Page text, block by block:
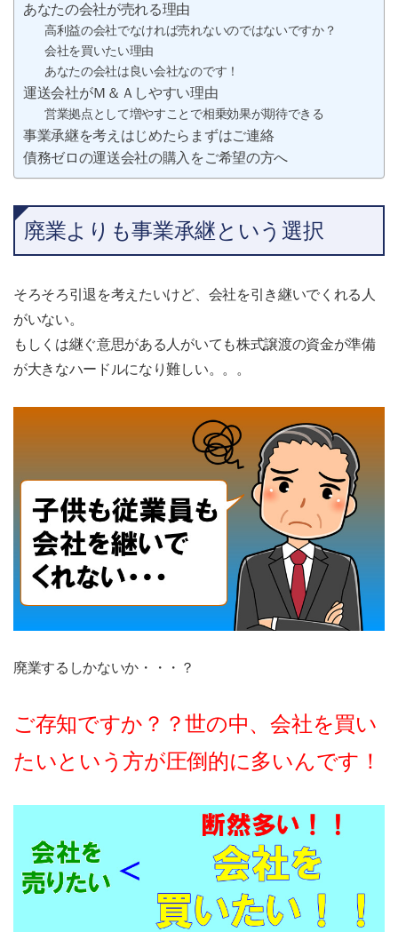
あなたの会社が売れる理由
高利益の会社でなければ売れないのではないですか？
会社を買いたい理由
あなたの会社は良い会社なのです！
運送会社がＭ＆Ａしやすい理由
営業拠点として増やすことで相乗効果が期待できる
事業承継を考えはじめたらまずはご連絡
債務ゼロの運送会社の購入をご希望の方へ
廃業よりも事業承継という選択
そろそろ引退を考えたいけど、会社を引き継いでくれる人
がいない。
もしくは継ぐ意思がある人がいても株式譲渡の資金が準備
が大きなハードルになり難しい。。。
廃業するしかないか・・・？
ご存知ですか？？世の中、会社を買い
たいという方が圧倒的に多いんです！